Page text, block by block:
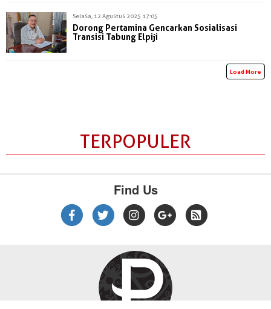
Selasa, 12 Agustus 2025 17:05
Dorong Pertamina Gencarkan Sosialisasi
Transisi Tabung Elpiji
Load More
TERPOPULER
Find Us